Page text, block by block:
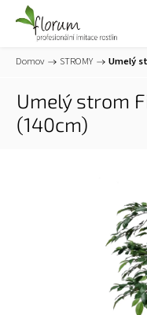
Domov / STROMY / Umelý
Umelý strom
(140cm)